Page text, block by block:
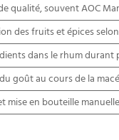
qualité, souvent AOC
des fruits et épices
dans le rhum durant
goût au cours de la
mise en bouteille manuelle